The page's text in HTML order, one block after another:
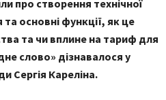
про створення технічної
основні функції, як це
та чи вплине на тариф для
слово» дізнавалося у
Сергія Кареліна.